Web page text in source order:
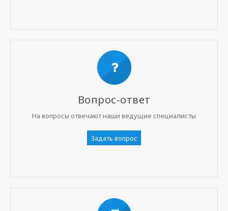
Вопрос-ответ
На вопросы отвечают наши ведущие специалисты
Задать вопрос